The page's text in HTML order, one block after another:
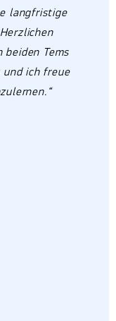
langfristige
beiden Tems
und ich freue